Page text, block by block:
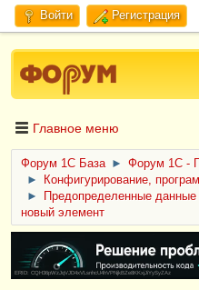
Войти Регистрация
Главное меню
Форум 1C База ►
Форум 1С -
►
Конфигурирование,
►
Предопределенные
новый элемент
ERID: CQH36pWzJqVJD4xVLsnhcU4hVPNjkBZe8KKxjJiYySyZAz